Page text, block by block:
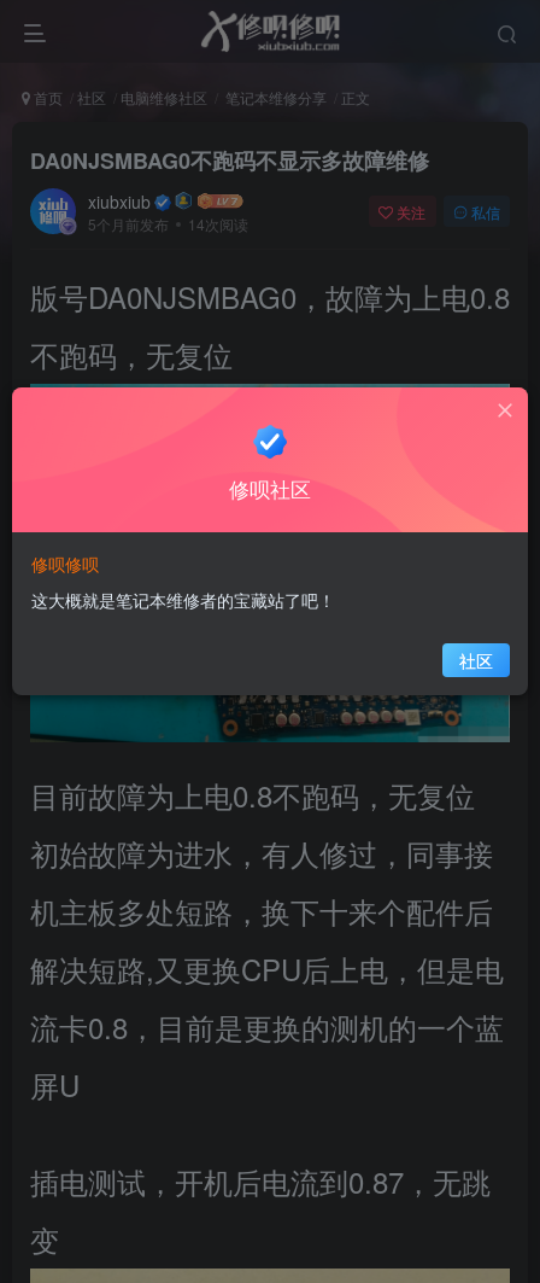
首页 社区 电脑维修社区 笔记本维修分享 正文
DA0NJSMBAG0不跑码不显示多故障维修
xiubxiub
5个月前发布 14次阅读
关注 私信
版号DA0NJSMBAG0，故障为上电0.8
不跑码，无复位
目前故障为上电0.8不跑码，无复位
初始故障为进水，有人修过，同事接
机主板多处短路，换下十来个配件后
解决短路,又更换CPU后上电，但是电
流卡0.8，目前是更换的测机的一个蓝
屏U
插电测试，开机后电流到0.87，无跳
变
修呗社区
修呗修呗
这大概就是笔记本维修者的宝藏站了吧！
社区